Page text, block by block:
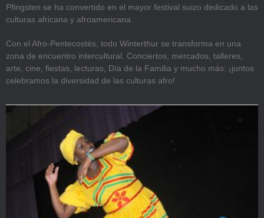
Pfingsten se ha convertido en el mayor festival suizo dedicado a las
culturas africana y afroamericana.
Con el Afro-Pentecostés, todo Winterthur se transforma en una
zona de encuentro intercultural. Conciertos, mercados, talleres,
arte, cine, fiestas, lecturas, Día de la Familia y mucho más: ¡juntos
celebramos la diversidad de las culturas afro!